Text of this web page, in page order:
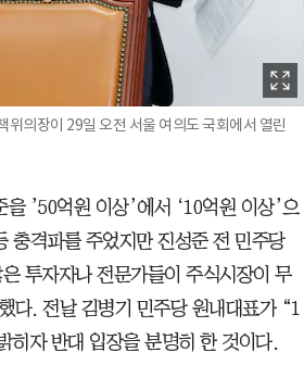
의장이 29일 오전 서울 여의도 국회에서 열린
’50억원 이상’에서 ‘10억원 이상’으
충격파를 주었지만 진성준 전 민주당
투자자나 전문가들이 주식시장이 무
다. 전날 김병기 민주당 원내대표가 “1
히자 반대 입장을 분명히 한 것이다.